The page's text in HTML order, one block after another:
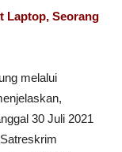
Laptop, Seorang
melalui
30 Juli 2021